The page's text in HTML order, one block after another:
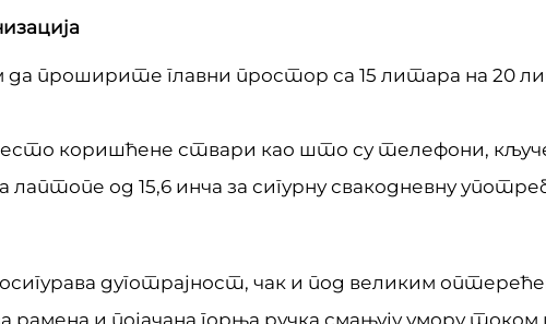
да проширите главни простор са 15 литара на 20
коришћене ствари као што су телефони,
од 15,6 инча за сигурну свакодневну
дуготрајност, чак и под великим